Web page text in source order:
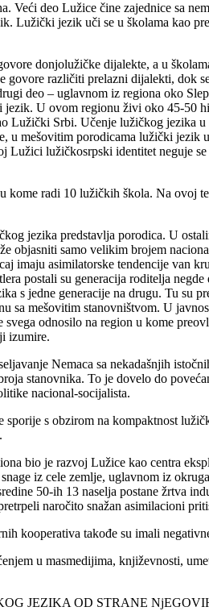
Veći deo Lužice čine zajednice sa
Lužički jezik uči se u školama kao
donjolužičke dijalekte, a u
govore različiti prelazni dijalekti, dok
deo – uglavnom iz regiona oko
jezik. U ovom regionu živi oko 45-
Srbi. Učenje lužičkog jezika u
u mešovitim porodicama lužički jezik
lužičkosrpski identitet neguje
kome radi 10 lužičkih škola. Na
jezika predstavlja porodica. U
objasniti samo velikim brojem
imaju asimilatorske tendencije van
postali su generacija roditelja
s jedne generacije na drugu. Tu su
sa mešovitim stanovništvom. U
odnosilo na region u kome
izumire.
Nemaca sa nekadašnjih
stanovnika. To je dovelo do
nacional-socijalista.
s obzirom na kompaktnost
bio je razvoj Lužice kao centra
iz cele zemlje, uglavnom iz
50-ih 13 naselja postane žrtva
naročito snažan asimilacioni
kooperativa takođe su imali
u masmedijima, književnosti,
JEZIKA OD STRANE